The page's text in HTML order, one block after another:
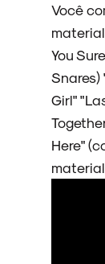
Você
material
You
Snares)
Girl"
Here"